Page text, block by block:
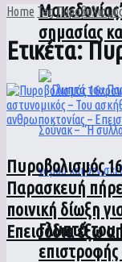
σημασίας
Γλυπτά του
Home Tag
Ετικέτα:
Πυροβολισμός
Παρασκευή
ποινική δίωξη
Επεισόδια έξω